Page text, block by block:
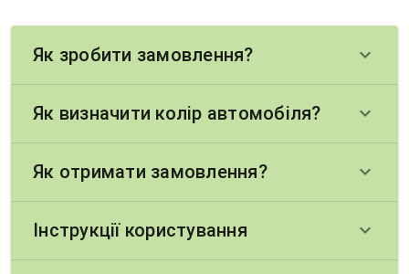
Як зробити замовлення? keyboard_arrow_down
Як визначити колір автомобіля? keyboard_arrow_down
Як отримати замовлення? keyboard_arrow_down
Інструкції користування keyboard_arrow_down